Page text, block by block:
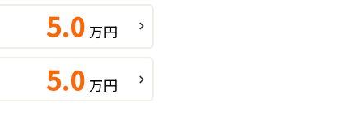
5.0 万円
5.0 万円